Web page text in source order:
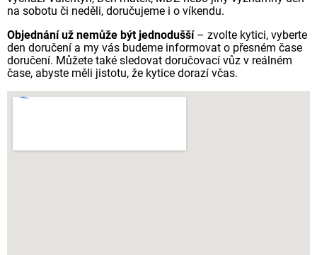
na sobotu či neděli, doručujeme i o víkendu.
Objednání už nemůže být jednodušší– zvolte kytici, vyberte
den doručení a my vás budeme informovat o přesném čase
doručení. Můžete také sledovat doručovací vůz v reálném
čase, abyste měli jistotu, že kytice dorazí včas.